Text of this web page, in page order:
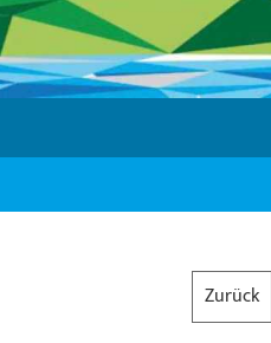
Zurück